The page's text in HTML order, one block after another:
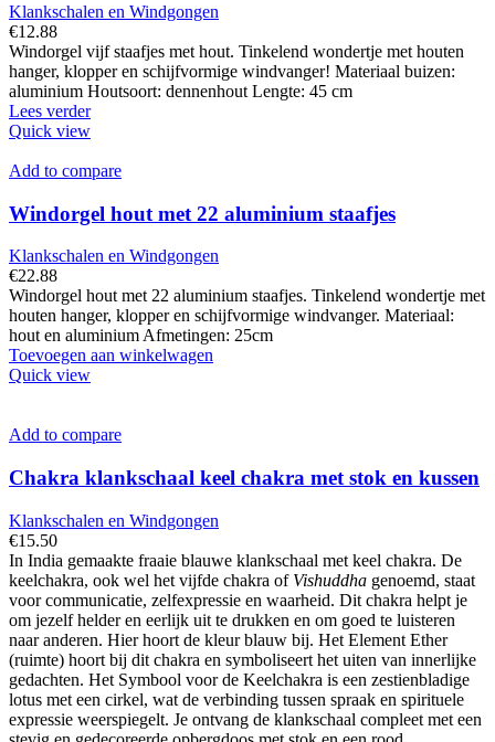
Klankschalen en Windgongen
€12.88
Windorgel vijf staafjes met hout. Tinkelend wondertje met houten
hanger, klopper en schijfvormige windvanger! Materiaal buizen:
aluminium Houtsoort: dennenhout Lengte: 45 cm
Lees verder
Quick view
Add to compare
Windorgel hout met 22 aluminium staafjes
Klankschalen en Windgongen
€22.88
Windorgel hout met 22 aluminium staafjes. Tinkelend wondertje met
houten hanger, klopper en schijfvormige windvanger. Materiaal:
hout en aluminium Afmetingen: 25cm
Toevoegen aan winkelwagen
Quick view
Add to compare
Chakra klankschaal keel chakra met stok en kussen
Klankschalen en Windgongen
€15.50
In India gemaakte fraaie blauwe klankschaal met keel chakra. De
keelchakra, ook wel het vijfde chakra of Vishuddha genoemd, staat
voor communicatie, zelfexpressie en waarheid. Dit chakra helpt je
om jezelf helder en eerlijk uit te drukken en om goed te luisteren
naar anderen. Hier hoort de kleur blauw bij. Het Element Ether
(ruimte) hoort bij dit chakra en symboliseert het uiten van innerlijke
gedachten. Het Symbool voor de Keelchakra is een zestienbladige
lotus met een cirkel, wat de verbinding tussen spraak en spirituele
expressie weerspiegelt. Je ontvang de klankschaal compleet met een